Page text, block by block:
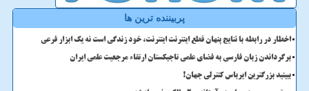
پربیننده ترین ها
اخطار در رابطه با نتایج پنهان قطع اینترنت اینترنت، خود زندگی است نه یک ابزار فرعی
برگرداندن زبان فارسی به فضای علمی تاجیکستان ارتقاء مرجعیت علمی ایران
ببینید بزرگترین ایرباس کنترلی جهان!